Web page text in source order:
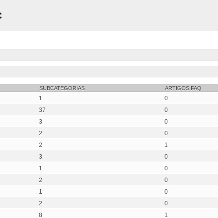
SUBCATEGORIAS ARTIGOS FAQ
1
0
37
0
3
0
2
0
2
1
3
0
1
0
2
0
1
0
2
0
8
1